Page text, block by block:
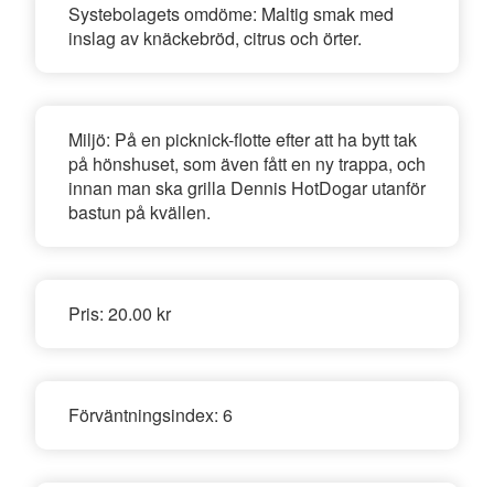
Systebolagets omdöme: Maltig smak med
inslag av knäckebröd, citrus och örter.
Miljö: På en picknick-flotte efter att ha bytt tak
på hönshuset, som även fått en ny trappa, och
innan man ska grilla Dennis HotDogar utanför
bastun på kvällen.
Pris: 20.00 kr
Förväntningsindex: 6